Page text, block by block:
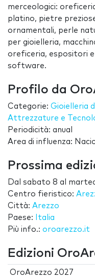
merceologici:
platino, pietre
ornamentali, perle
per gioielleria,
oreficeria, espositori e
software.
Profilo da
Categorie: Gioielleria
Attrezzature e
Periodicità: anual
Area di influenza:
Prossima
Dal sabato 8 al
Centro fieristico:
Città: Arezzo
Paese:
Italia
Più info.: oroarezzo.it
Edizioni
OroArezzo 2027